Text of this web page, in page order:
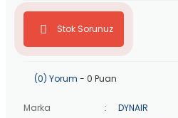
Stok Sorunuz
(0) Yorum - 0 Puan
Marka
DYNAIR